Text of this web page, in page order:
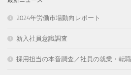
2024年労働市場動向レポート
新入社員意識調査
採用担当の本音調査／社員の就業・転